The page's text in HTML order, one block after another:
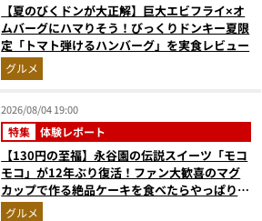
【夏のびくドンが大正解】巨大エビフライ×オ
ムバーグにハマりそう！びっくりドンキー夏限
定「トマト弾けるハンバーグ」を実食レビュー
グルメ
2026/08/04 19:00
特集 体験レポート
【130円の至福】永谷園の伝説スイーツ「モコ
モコ」が12年ぶり復活！ファン大歓喜のマグ
カップで作る絶品ケーキを食べたらやっぱり最
高にウマかった
グルメ